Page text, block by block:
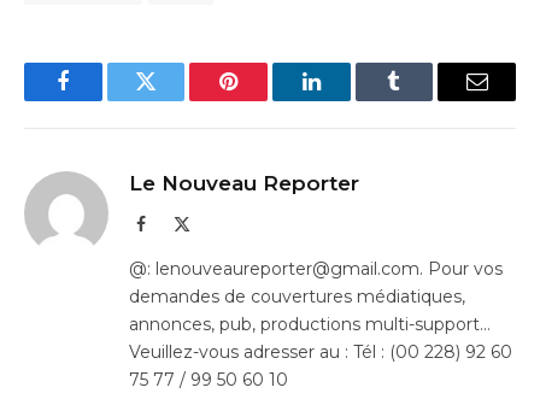
FacebookTwitter Pinterest LinkedInTumblr Email
Le Nouveau Reporter
Facebook
@: lenouveaureporter@gmail.com. Pour vos
demandes de couvertures médiatiques,
annonces, pub, productions multi-support…
Veuillez-vous adresser au : Tél : (00 228) 92 60
75 77 / 99 50 60 10